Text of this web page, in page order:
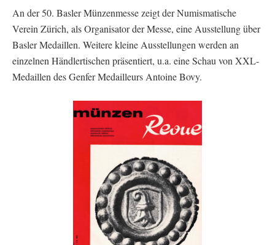
An der 50. Basler Münzenmesse zeigt der Numismatische
Verein Zürich, als Organisator der Messe, eine Ausstellung über
Basler Medaillen. Weitere kleine Ausstellungen werden an
einzelnen Händlertischen präsentiert, u.a. eine Schau von XXL-
Medaillen des Genfer Medailleurs Antoine Bovy.